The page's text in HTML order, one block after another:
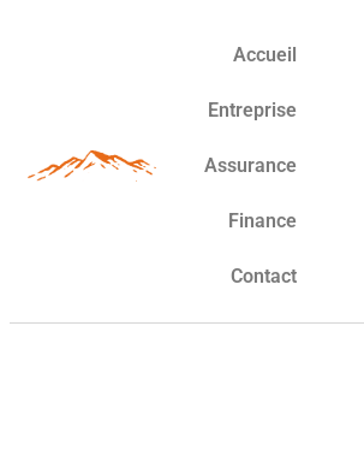
Accueil
Entreprise
Assurance
Finance
Contact